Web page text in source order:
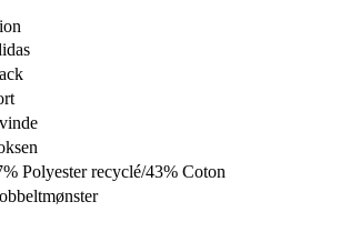
Polyester recyclé/43% Coton